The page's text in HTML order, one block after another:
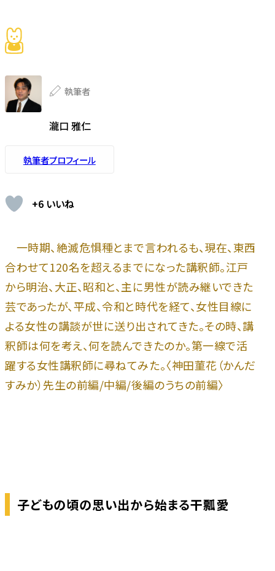
執筆者
瀧口 雅仁
執筆者プロフィール
+6 いいね
一時期、絶滅危惧種とまで言われるも、現在、東西
合わせて120名を超えるまでになった講釈師。江戸
から明治、大正、昭和と、主に男性が読み継いできた
芸であったが、平成、令和と時代を経て、女性目線に
よる女性の講談が世に送り出されてきた。その時、講
釈師は何を考え、何を読んできたのか。第一線で活
躍する女性講釈師に尋ねてみた。〈神田菫花（かんだ
すみか）先生の前編/中編/後編のうちの前編〉
子どもの頃の思い出から始まる干瓢愛